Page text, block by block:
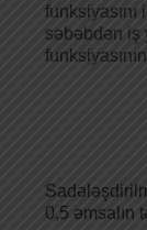
səbəbdən iş
0,5 əmsalın